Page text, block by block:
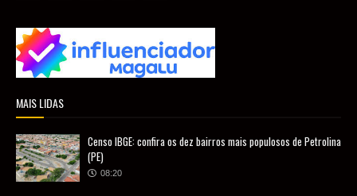
MAIS LIDAS
Censo IBGE: confira os dez bairros mais populosos de Petrolina
(PE)
08:20